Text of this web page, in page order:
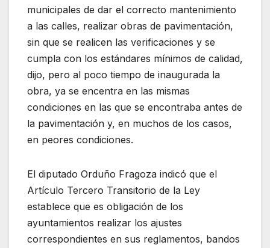
municipales de dar el correcto mantenimiento
a las calles, realizar obras de pavimentación,
sin que se realicen las verificaciones y se
cumpla con los estándares mínimos de calidad,
dijo, pero al poco tiempo de inaugurada la
obra, ya se encentra en las mismas
condiciones en las que se encontraba antes de
la pavimentación y, en muchos de los casos,
en peores condiciones.
El diputado Orduño Fragoza indicó que el
Artículo Tercero Transitorio de la Ley
establece que es obligación de los
ayuntamientos realizar los ajustes
correspondientes en sus reglamentos, bandos